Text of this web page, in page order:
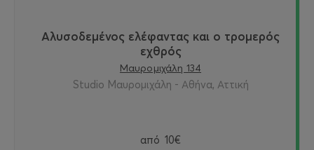
Αλυσοδεμένος ελέφαντας και ο τρομερός
εχθρός
Μαυρομιχάλη 134
Studio Μαυρομιχάλη - Αθήνα, Αττική
από 10€